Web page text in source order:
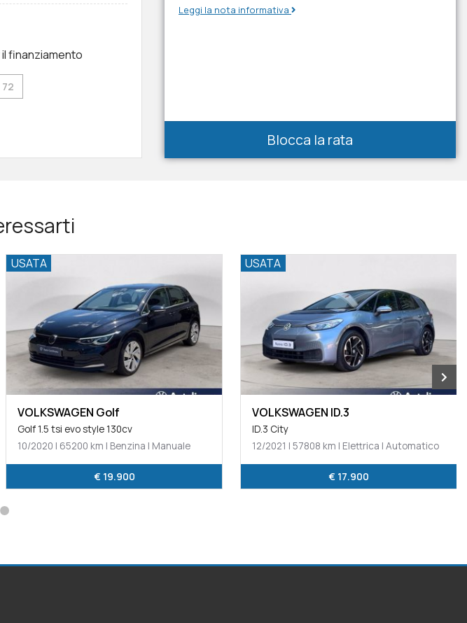
finanziamento
72
Leggi la nota informativa
Blocca la rata
USATA
VOLKSWAGEN ID.3
ID.3 City
12/2021 | 57808 km | Elettrica | Automatico
€ 17.900
USATA
VOLKSWAGEN Maggiolino
Maggiolino 2.0 tdi design 110cv
12/2016 | 112069 km | Gasolio | Manuale
€ 17.900